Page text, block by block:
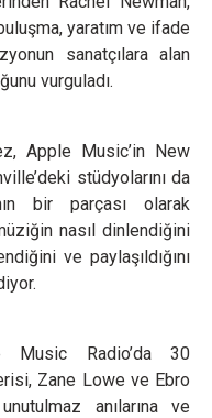
yaratım ve ifade
sanatçılara alan
vurguladı.
Apple Music’in New
stüdyolarını da
bir parçası olarak
nasıl dinlendiğini
ve paylaşıldığını
Music Radio’da 30
Zane Lowe ve Ebro
anılarına ve